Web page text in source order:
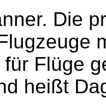
Die
Flüge
heißt